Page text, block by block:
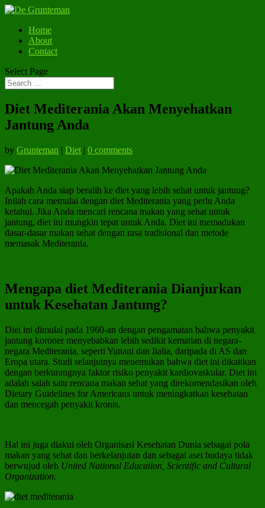
Home
About
Contact
Select Page
Diet Mediterania Akan Menyehatkan
Jantung Anda
by Grunteman | Diet | 0 comments
Apakah Anda siap beralih ke diet yang lebih sehat untuk jantung?
Inilah cara memulai dengan diet Mediterania yang perlu Anda
ketahui. Jika Anda mencari rencana makan yang sehat untuk
jantung, diet ini mungkin tepat untuk Anda. Diet ini memadukan
dasar-dasar makan sehat dengan rasa tradisional dan metode
memasak Mediterania.
Mengapa diet Mediterania Dianjurkan
untuk Kesehatan Jantung?
Diet ini dimulai pada 1960-an dengan pengamatan bahwa penyakit
jantung koroner menyebabkan lebih sedikit kematian di negara-
negara Mediterania, seperti Yunani dan Italia, daripada di AS dan
Eropa utara. Studi selanjutnya menemukan bahwa diet ini dikaitkan
dengan berkurangnya faktor risiko penyakit kardiovaskular. Diet ini
adalah salah satu rencana makan sehat yang direkomendasikan oleh
Dietary Guidelines for Americans untuk meningkatkan kesehatan
dan mencegah penyakit kronis.
Hal ini juga diakui oleh Organisasi Kesehatan Dunia sebagai pola
makan yang sehat dan berkelanjutan dan sebagai aset budaya tidak
berwujud oleh United National Education, Scientific and Cultural
Organization.